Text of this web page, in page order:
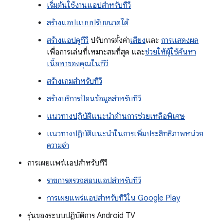
เริ่มต้นใช้งานแอปสำหรับทีวี
สร้างแอปแบบปรับขนาดได้
สร้างแอปดูทีวี ปรับการตั้งค่าเสียงและ การแสดงผล
เพื่อการเล่นที่เหมาะสมที่สุด และช่วยให้ผู้ใช้ค้นหา
เนื้อหาของคุณในทีวี
สร้างเกมสำหรับทีวี
สร้างบริการป้อนข้อมูลสำหรับทีวี
แนวทางปฏิบัติแนะนำด้านการช่วยเหลือพิเศษ
แนวทางปฏิบัติแนะนำในการเพิ่มประสิทธิภาพหน่วย
ความจำ
การเผยแพร่แอปสำหรับทีวี
รายการตรวจสอบแอปสำหรับทีวี
การเผยแพร่แอปสำหรับทีวีใน Google Play
รุ่นของระบบปฏิบัติการ Android TV